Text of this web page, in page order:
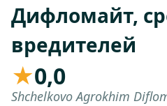
Дифломайт,
вредителей
★0,0
Shchelkovo Agrokhim